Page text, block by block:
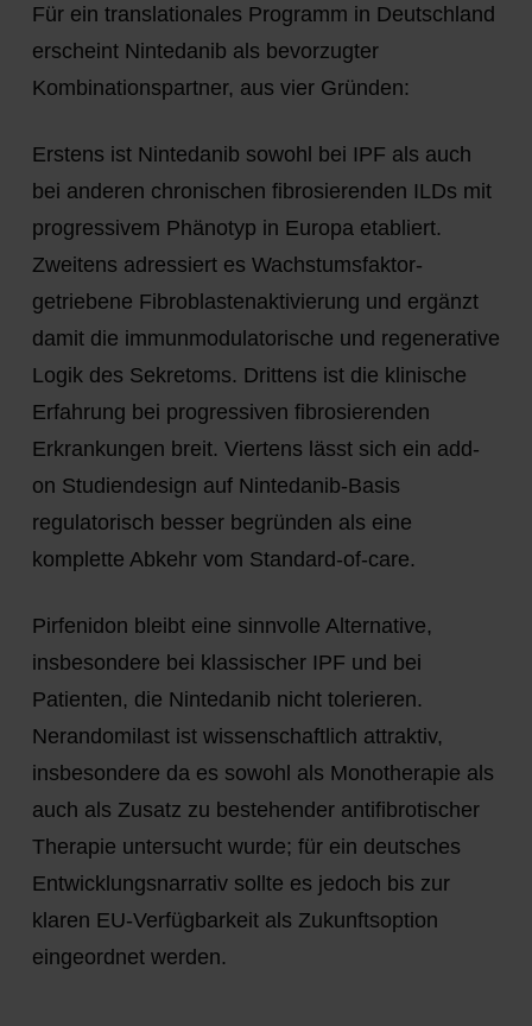
Für ein translationales Programm in Deutschland
erscheint Nintedanib als bevorzugter
Kombinationspartner, aus vier Gründen:
Erstens ist Nintedanib sowohl bei IPF als auch
bei anderen chronischen fibrosierenden ILDs mit
progressivem Phänotyp in Europa etabliert.
Zweitens adressiert es Wachstumsfaktor-
getriebene Fibroblastenaktivierung und ergänzt
damit die immunmodulatorische und regenerative
Logik des Sekretoms. Drittens ist die klinische
Erfahrung bei progressiven fibrosierenden
Erkrankungen breit. Viertens lässt sich ein add-
on Studiendesign auf Nintedanib-Basis
regulatorisch besser begründen als eine
komplette Abkehr vom Standard-of-care.
Pirfenidon bleibt eine sinnvolle Alternative,
insbesondere bei klassischer IPF und bei
Patienten, die Nintedanib nicht tolerieren.
Nerandomilast ist wissenschaftlich attraktiv,
insbesondere da es sowohl als Monotherapie als
auch als Zusatz zu bestehender antifibrotischer
Therapie untersucht wurde; für ein deutsches
Entwicklungsnarrativ sollte es jedoch bis zur
klaren EU-Verfügbarkeit als Zukunftsoption
eingeordnet werden.